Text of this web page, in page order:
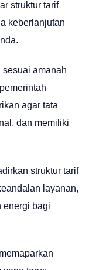
struktur tarif
keberlanjutan
amanah
agar tata
dan memiliki
struktur tarif
layanan,
energi bagi